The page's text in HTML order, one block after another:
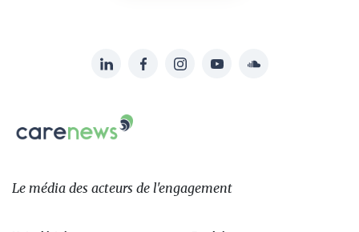
sur:
LinkedInFacebookInstagramYouTubeSoundcloud
Carenews,
Le
des
Le média des acteurs de l'engagement